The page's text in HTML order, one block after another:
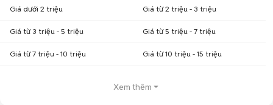
Giá dưới 2 triệu Giá từ 2 triệu - 3 triệu
Giá từ 3 triệu - 5 triệu Giá từ 5 triệu - 7 triệu
Giá từ 7 triệu - 10 triệu Giá từ 10 triệu - 15 triệu
Xem thêm